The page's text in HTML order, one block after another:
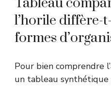
l’horile diffère-
formes
Pour bien comprendre
un tableau synthétique